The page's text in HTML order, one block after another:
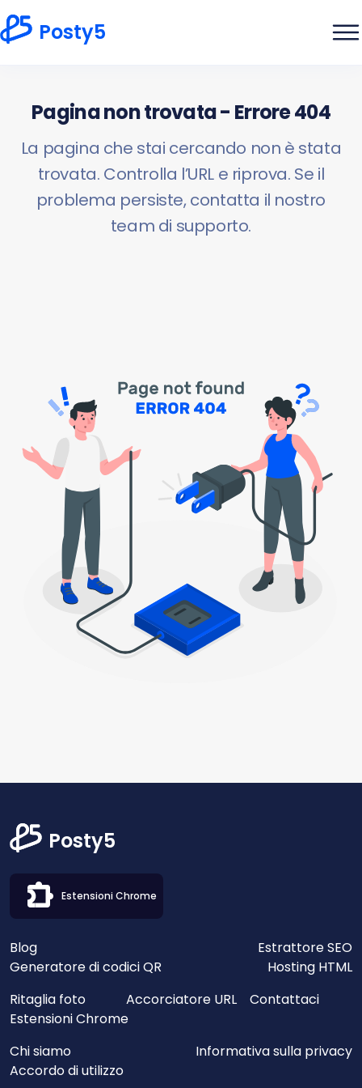
Posty5
Pagina non trovata - Errore 404
La pagina che stai cercando non è stata
trovata. Controlla l’URL e riprova. Se il
problema persiste, contatta il nostro
team di supporto.
Posty5
Estensioni Chrome
Blog
Estrattore SEO
Generatore di codici QR
Hosting HTML
Ritaglia foto
Accorciatore URL
Contattaci
Estensioni Chrome
Chi siamo
Informativa sulla privacy
Accordo di utilizzo